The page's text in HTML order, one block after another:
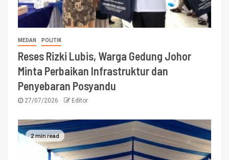
MEDAN POLITIK
Reses Rizki Lubis, Warga Gedung Johor
Minta Perbaikan Infrastruktur dan
Penyebaran Posyandu
27/07/2026 Editor
2 min read